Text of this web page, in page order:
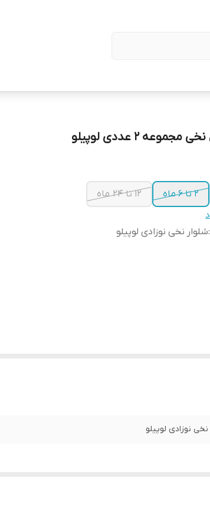
2 عددی لوپیلو
2 تا 6 ماه
12 تا 24 ماه
:شلوار نخی نوزادی لوپیلو
نخی نوزادی لوپیلو